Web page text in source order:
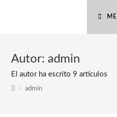
Autor:admin
El autor ha escrito 9 artículos
> admin